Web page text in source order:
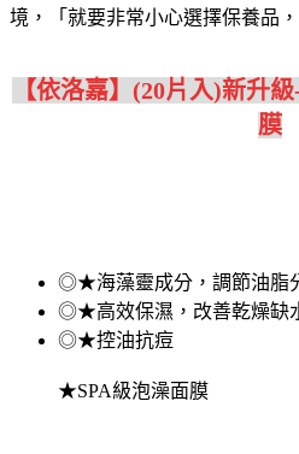
境，「就要非常小心選擇保養品，
【依洛嘉】(20片入)新升
膜
◎★海藻靈成分，調節油脂
◎★高效保濕，改善乾燥缺
◎★控油抗痘
★SPA級泡澡面膜